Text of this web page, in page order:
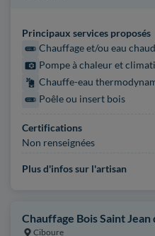
Principaux services proposés
Chauffage et/ou eau
Pompe à chaleur et
Chauffe-eau
Poêle ou insert bois
Certifications
Non renseignées
Plus d'infos sur l'artisan
Chauffage Bois Saint Jean
Ciboure